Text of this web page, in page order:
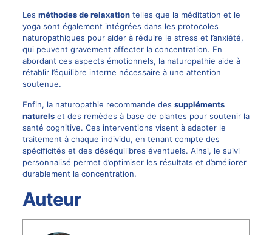
Les méthodes de relaxationtelles que la méditation et le
yoga sont également intégrées dans les protocoles
naturopathiques pour aider à réduire le stress et l’anxiété,
qui peuvent gravement affecter la concentration. En
abordant ces aspects émotionnels, la naturopathie aide à
rétablir l’équilibre interne nécessaire à une attention
soutenue.
Enfin, la naturopathie recommande des suppléments
naturelset des remèdes à base de plantes pour soutenir la
santé cognitive. Ces interventions visent à adapter le
traitement à chaque individu, en tenant compte des
spécificités et des déséquilibres éventuels. Ainsi, le suivi
personnalisé permet d’optimiser les résultats et d’améliorer
durablement la concentration.
Auteur